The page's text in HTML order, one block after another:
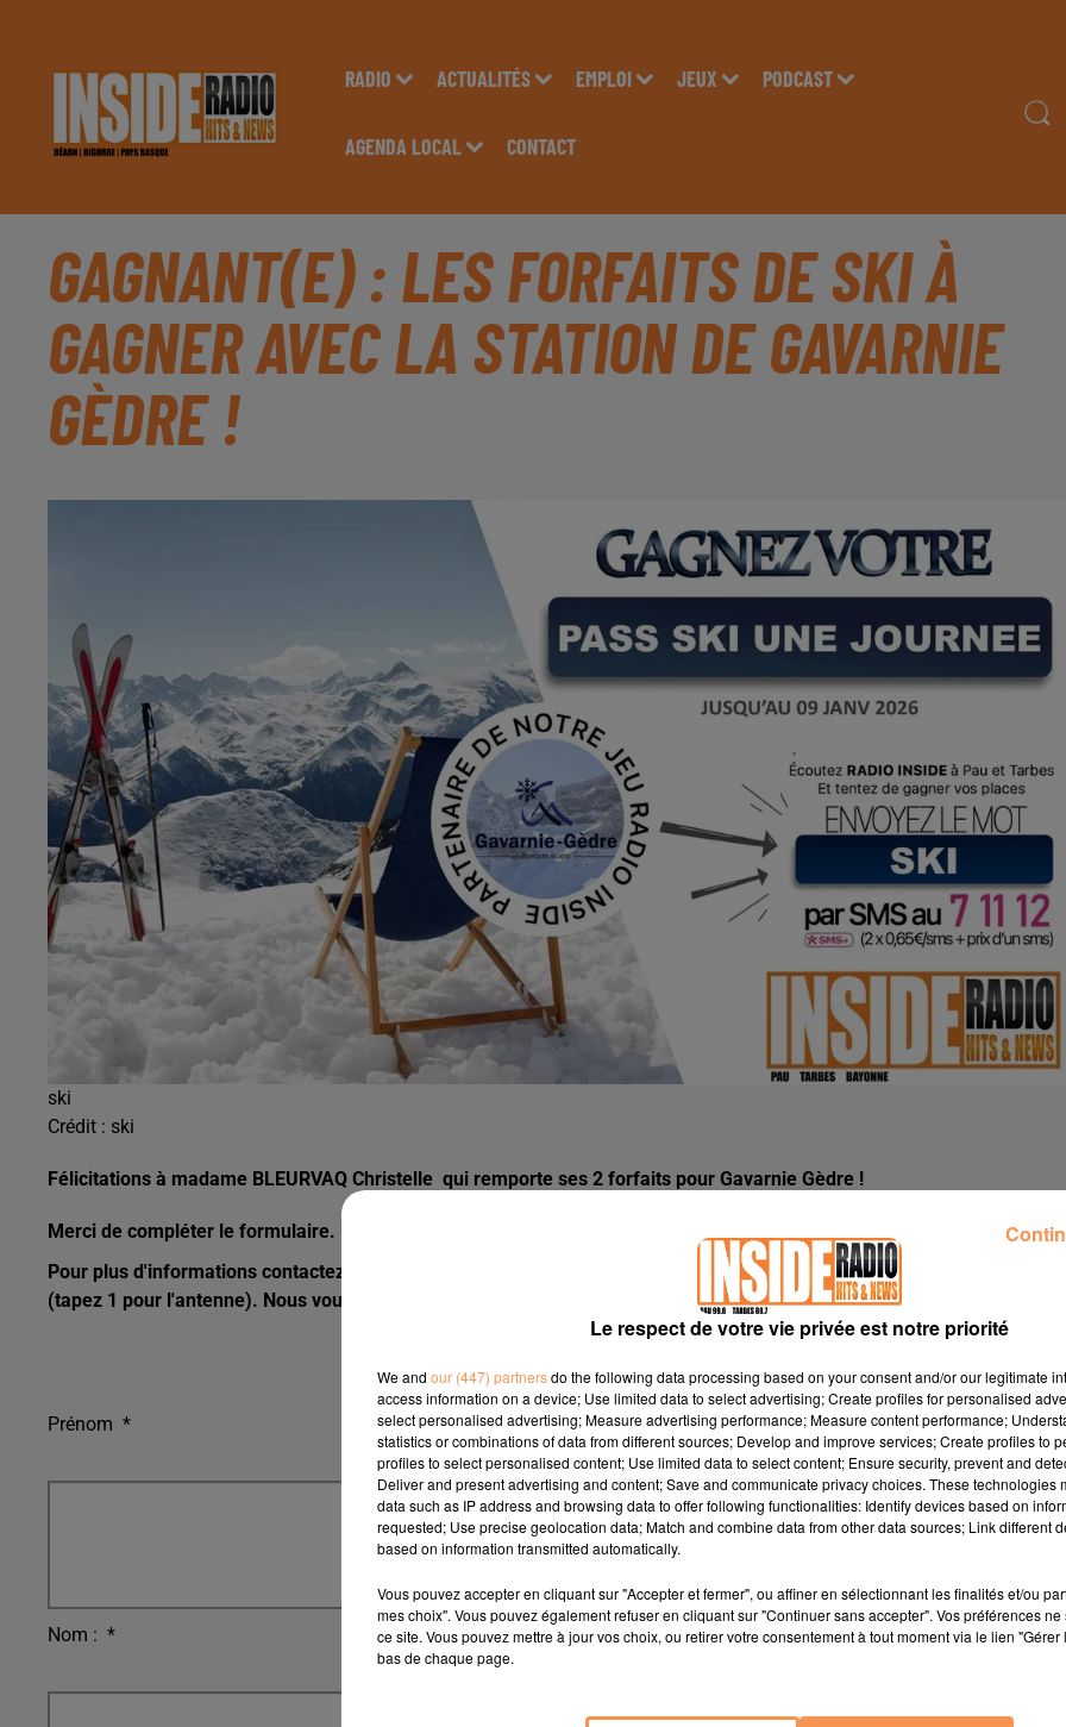
RADIO ACTUALITÉS EMPLOI JEUX PODCAST
AGENDA LOCAL CONTACT
GAGNANT(E) : LES FORFAITS DE SKI À
GAGNER AVEC LA STATION DE GAVARNIE
GÈDRE !
ski
Crédit : ski
Félicitations à madame BLEURVAQ Christelle qui remporte ses 2 forfaits pour Gavarnie Gèdre !
Merci de compléter le formulaire. Une fois cela fait, vous recevrez vos forfaits prochainement.
Pour plus d'informations contactez notre standard de 9h à 12h et de 14h à 19h du lundi au vendredi au 05 59 84 02 16
(tapez 1 pour l'antenne). Nous vous répondrons dans les plus brefs délais.
Prénom *
Nom : *
Le respect de votre vie privée est notre priorité
We and our (447) partnersdo the following data processing based on your consent and/or our legitimate
access information on a device; Use limited data to select advertising; Create profiles for personalised
select personalised advertising; Measure advertising performance; Measure content performance;
statistics or combinations of data from different sources; Develop and improve services; Create profiles to
profiles to select personalised content; Use limited data to select content; Ensure security, prevent and
Deliver and present advertising and content; Save and communicate privacy choices. These technologies
data such as IP address and browsing data to offer following functionalities: Identify devices based on
requested; Use precise geolocation data; Match and combine data from other data sources; Link different
based on information transmitted automatically.
Vous pouvez accepter en cliquant sur "Accepter et fermer", ou affiner en sélectionnant les finalités et/ou
mes choix". Vous pouvez également refuser en cliquant sur "Continuer sans accepter". Vos préférences
ce site. Vous pouvez mettre à jour vos choix, ou retirer votre consentement à tout moment via le lien
bas de chaque page.